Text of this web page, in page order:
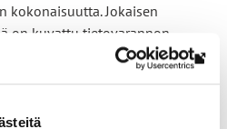
kokonaisuutta. Jokaisen
on kuvattu tietovarannon
keskeiset tietovarantoon
hakutekijöistä